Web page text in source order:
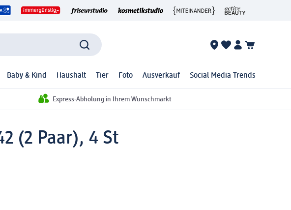
Baby & Kind Haushalt Tier Foto Ausverkauf Social Media Trends
Express-Abholung in Ihrem Wunschmarkt
(2 Paar), 4 St